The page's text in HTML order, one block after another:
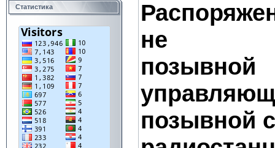
Статистика
не
позывной